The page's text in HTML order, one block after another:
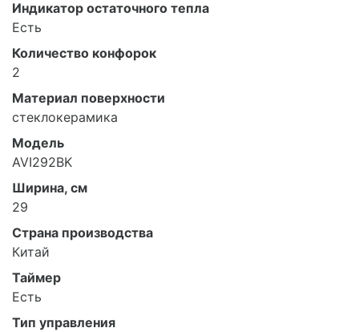
Индикатор остаточного тепла
Есть
Количество конфорок
2
Материал поверхности
стеклокерамика
Модель
AVI292BK
Ширина, см
29
Страна производства
Китай
Таймер
Есть
Тип управления